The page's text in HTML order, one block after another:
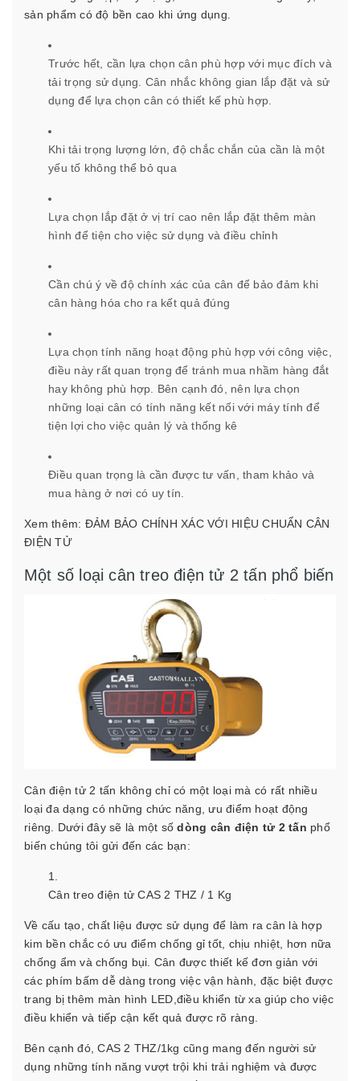
sản phẩm có độ bền cao khi ứng dụng.
Trước hết, cần lựa chọn cân phù hợp với mục đích và
tải trọng sử dụng. Cân nhắc không gian lắp đặt và sử
dụng để lựa chọn cân có thiết kế phù hợp.
Khi tải trọng lượng lớn, độ chắc chắn của cần là một
yếu tố không thể bỏ qua
Lựa chọn lắp đặt ở vị trí cao nên lắp đặt thêm màn
hình để tiện cho việc sử dụng và điều chỉnh
Cần chú ý về độ chính xác của cân để bảo đảm khi
cân hàng hóa cho ra kết quả đúng
Lựa chọn tính năng hoạt động phù hợp với công việc,
điều này rất quan trọng để tránh mua nhầm hàng đắt
hay không phù hợp. Bên cạnh đó, nên lựa chọn
những loại cân có tính năng kết nối với máy tính để
tiện lợi cho việc quản lý và thống kê
Điều quan trọng là cần được tư vấn, tham khảo và
mua hàng ở nơi có uy tín.
Xem thêm: ĐẢM BẢO CHÍNH XÁC VỚI HIỆU CHUẨN CÂN
ĐIỆN TỬ
Một số loại cân treo điện tử 2 tấn phổ biến
Cân điện tử 2 tấn không chỉ có một loại mà có rất nhiều
loại đa dạng có những chức năng, ưu điểm hoạt động
riêng. Dưới đây sẽ là một sốdòng cân điện tử 2 tấn phổ
biến chúng tôi gửi đến các bạn:
Cân treo điện tử CAS 2 THZ / 1 Kg
Về cấu tạo, chất liệu được sử dụng để làm ra cân là hợp
kim bền chắc có ưu điểm chống gỉ tốt, chịu nhiệt, hơn nữa
chống ẩm và chống bụi. Cân được thiết kế đơn giản với
các phím bấm dễ dàng trong việc vận hành, đặc biệt được
trang bị thêm màn hình LED,điều khiển từ xa giúp cho việc
điều khiển và tiếp cận kết quả được rõ ràng.
Bên cạnh đó, CAS 2 THZ/1kg cũng mang đến người sử
dụng những tính năng vượt trội khi trải nghiệm và được